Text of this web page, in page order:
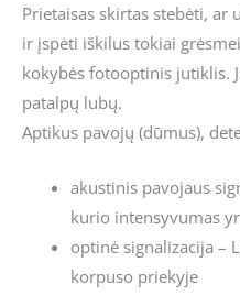
Prietaisas skirtas stebėti, ar
ir įspėti iškilus tokiai
kokybės fotooptinis jutiklis.
patalpų lubų.
Aptikus pavojų (dūmus),
akustinis pavojaus
kurio intensyvumas
optinė signalizacija –
korpuso priekyje